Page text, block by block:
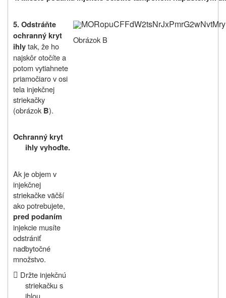
5.Odstráňte
ochranný kryt
ihlytak, že ho
najskôr otočíte a
potom vytiahnete
priamočiaro v osi
tela injekčnej
striekačky
(obrázok B).
Ochranný kryt
ihly vyhoďte.
Ak je objem v
injekčnej
striekačke väčší
ako potrebujete,
pred podaním
injekcie musíte
odstrániť
nadbytočné
množstvo.
 Držte injekčnú
striekačku s
ihlou
Obrázok B